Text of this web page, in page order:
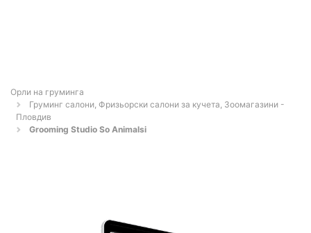
Орли на груминга
Груминг салони, Фризьорски салони за кучета, Зоомагазини -
Пловдив
Grooming Studio So Animalsi